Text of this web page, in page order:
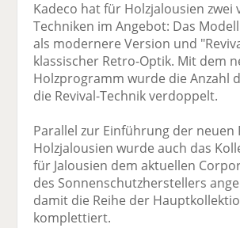
Kadeco hat für Holzjalousien zwei
Techniken im Angebot: Das
als modernere Version und
klassischer Retro-Optik. Mit dem
Holzprogramm wurde die Anzahl
die Revival-Technik verdoppelt.
Parallel zur Einführung der neuen
Holzjalousien wurde auch das
für Jalousien dem aktuellen
des Sonnenschutzherstellers
damit die Reihe der
komplettiert.